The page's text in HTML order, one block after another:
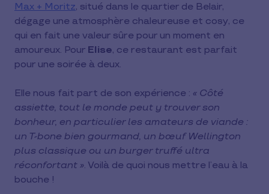
Max + Moritz, situé dans le quartier de Belair,
dégage une atmosphère chaleureuse et cosy, ce
qui en fait une valeur sûre pour un moment en
amoureux. Pour Elise, ce restaurant est parfait
pour une soirée à deux.
Elle nous fait part de son expérience : « Côté
assiette, tout le monde peut y trouver son
bonheur, en particulier les amateurs de viande :
un T-bone bien gourmand, un bœuf Wellington
plus classique ou un burger truffé ultra
réconfortant ». Voilà de quoi nous mettre l’eau à la
bouche !